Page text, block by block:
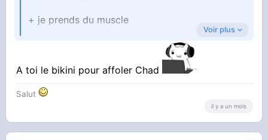
+ je prends du muscle
Voir plus
A toi le bikini pour affoler Chad
Salut
il y a un mois